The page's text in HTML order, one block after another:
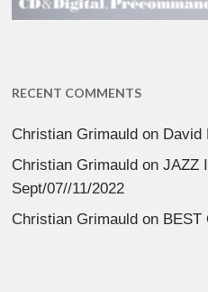
RECENT COMMENTS
Christian Grimauld on David
Christian Grimauld onJAZZ
Sept/07//11/2022
Christian Grimauld on BEST